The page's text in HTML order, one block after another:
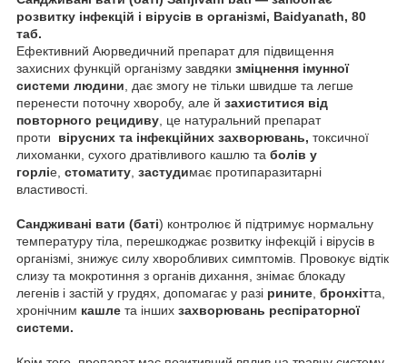
розвитку інфекцій і вірусів в організмі, Baidyanath, 80
таб.
Ефективний Аюрведичний препарат для підвищення
захисних функцій організму завдяки зміцнення імунної
системи людини , дає змогу не тільки швидше та легше
перенести поточну хворобу, але й захиститися від
повторного рецидиву , це натуральний препарат
проти вірусних та інфекційних захворювань, токсичної
лихоманки, сухого дратівливого кашлю та болів у
горліе, стоматиту застудимає протипаразитарні
властивості.
Сандживані вати (баті) контролює й підтримує нормальну
температуру тіла, перешкоджає розвитку інфекцій і вірусів в
організмі, знижує силу хворобливих симптомів. Провокує відтік
слизу та мокротиння з органів дихання, знімає блокаду
легенів і застій у грудях, допомагає у разі рините бронхітта,
хронічним кашле та інших захворювань респіраторної
системи.